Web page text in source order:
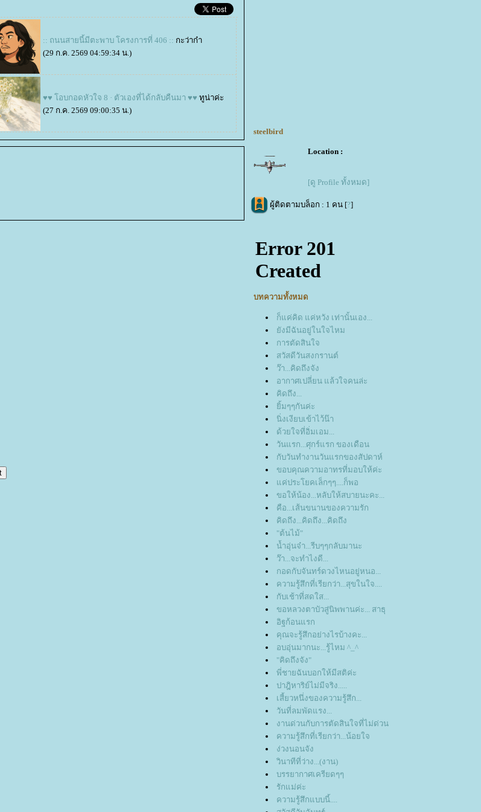
:: ถนนสายนี้มีตะพาบ โครงการที่ 406 :: กะว่าก๋า
(29 ก.ค. 2569 04:59:34 น.)
♥♥ โอบกอดหัวใจ 8 · ตัวเองที่ได้กลับคืนมา ♥♥ ทูน่าค่ะ
(27 ก.ค. 2569 09:00:35 น.)
steelbird
Location :
[ดู Profile ทั้งหมด]
ผู้ติดตามบล็อก : 1 คน [?]
บทความทั้งหมด
ก็แค่คิด แค่หวัง เท่านั้นเอง...
ังมีฉันอยู่ในใจไหม
การตัดสินใจ
สวัสดีวันสงกรานต์
ว๊า...คิดถึงจัง
อากาศเปลี่ยน แล้วใจคนล่ะ
คิดถึง...
ิ้มๆๆกันค่ะ
นิ่งเงียบเข้าไว้น๊า
ด้วยใจที่อิ่มเอม...
วันแรก...ศุกร์แรก ของเดือน
กับวันทำงานวันแรกของสัปดาห์
ขอบคุณความอาทรที่มอบให้ค่ะ
ค่ประโยคเล็กๆๆ....ก็พอ
ขอให้น้อง...หลับให้สบายนะคะ...
คือ...เส้นขนานของความรัก
คิดถึง...คิดถึง...คิดถึง
"ต้นไม้"
น้ำอุ่นจ๋า...รีบๆๆกลับมานะ
ว๊า...จะทำไงดี...
กอดกับจันทร์ดวงไหนอยู่หนอ...
ความรู้สึกที่เรียกว่า...สุขในใจ....
กับเช้าที่สดใส...
ขอหลวงตาบัวสู่นิพพานค่ะ... สาธุ
อิฐก้อนแรก
คุณจะรู้สึกอย่างไรบ้างคะ...
อบอุ่นมากนะ...รู้ไหม ^_^
"คิดถึงจัง"
พี่ชายฉันบอกให้มีสติค่ะ
ปาฎิหาริย์ไม่มีจริง.....
เสี้ยวหนึ่งของความรู้สึก...
วันที่ลมพัดแรง...
งานด่วนกับการตัดสินใจที่ไม่ด่วน
ความรู้สึกที่เรียกว่า...น้อยใจ
ง่วงนอนจัง
วินาทีที่ว่าง...(งาน)
บรรยากาศเครียดๆๆ
รักแม่ค่ะ
ความรู้สึกแบบนี้....